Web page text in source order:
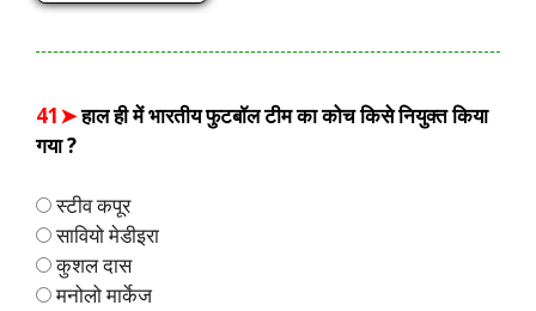
41➤हाल ही में भारतीय फुटबॉल टीम का कोच किसे नियुक्त किया
गया ?
स्टीव कपूर
सावियो मेडीइरा
कुशल दास
मनोलो मार्केज